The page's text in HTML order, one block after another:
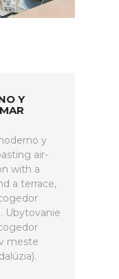
Y
y
air-
with a
a terrace,
Ubytovanie
meste